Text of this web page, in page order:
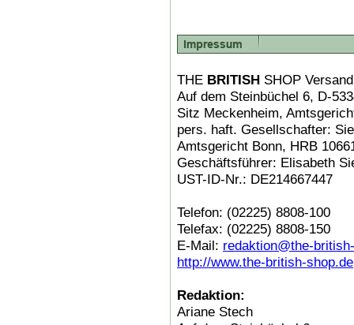
THE BRITISH SHOP
Auf dem Steinbüchel 6, D-
Sitz Meckenheim,
pers. haft. Gesellschafter:
Amtsgericht Bonn, HRB
Geschäftsführer: Elisabeth
UST-ID-Nr.: DE214667447
Telefon: (02225) 8808-100
Telefax: (02225) 8808-150
E-Mail: redaktion@the-
http://www.the-british-shop.de
Redaktion:
Ariane Stech